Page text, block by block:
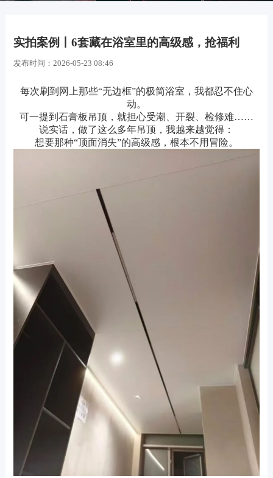
实拍案例丨6套藏在浴室里的高级感，抢福利
发布时间： 2026-05-23 08:46
每次刷到网上那些“无边框”的极简浴室，我都忍不住心
动。
可一提到石膏板吊顶，就担心受潮、开裂、检修难……
说实话，做了这么多年吊顶，我越来越觉得：
想要那种“顶面消失”的高级感，根本不用冒险。